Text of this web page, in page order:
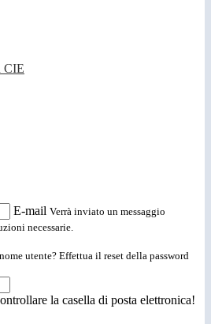
CIE
E-mail Verrà inviato un messaggio
necessarie.
utente? Effettua il reset della password
la casella di posta elettronica!